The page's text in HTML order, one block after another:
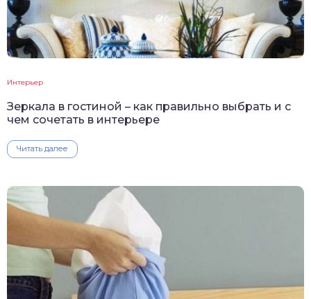
Интерьер
Зеркала в гостиной – как правильно выбрать и с
чем сочетать в интерьере
Читать далее